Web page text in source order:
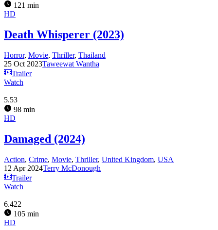
121 min
HD
Death Whisperer (2023)
Horror, Movie, Thriller, Thailand
25 Oct 2023Taweewat Wantha
Trailer
Watch
5.53
98 min
HD
Damaged (2024)
Action, Crime, Movie, Thriller, United Kingdom, USA
12 Apr 2024Terry McDonough
Trailer
Watch
6.422
105 min
HD